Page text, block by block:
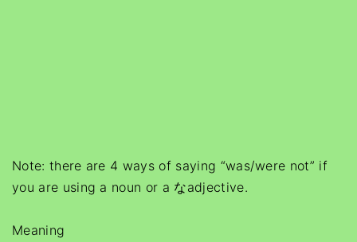
Note: there are 4 ways of saying “was/were not” if
you are using a noun or a なadjective.
Meaning